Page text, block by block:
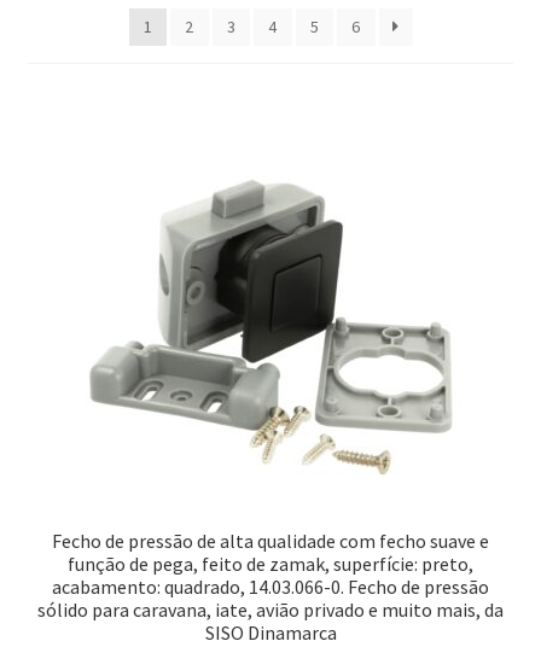
Política de cancelamento
Proteção de dados
Retirar do contrato
TERMOS
1
2 3 4 5 6
Fecho de pressão de alta qualidade com fecho suave e
função de pega, feito de zamak, superfície: preto,
acabamento: quadrado, 14.03.066-0. Fecho de pressão
sólido para caravana, iate, avião privado e muito mais, da
SISO Dinamarca